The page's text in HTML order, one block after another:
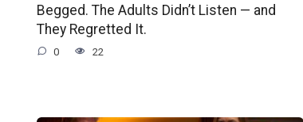
Begged. The Adults Didn’t Listen — and
They Regretted It.
0 22